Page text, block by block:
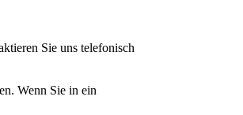
Sie uns telefonisch
Wenn Sie in ein